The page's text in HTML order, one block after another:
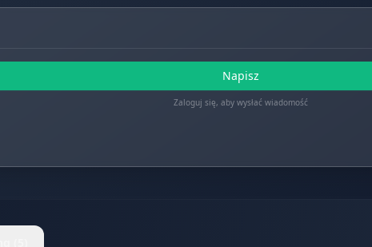
Napisz
Zaloguj się, aby wysłać wiadomość